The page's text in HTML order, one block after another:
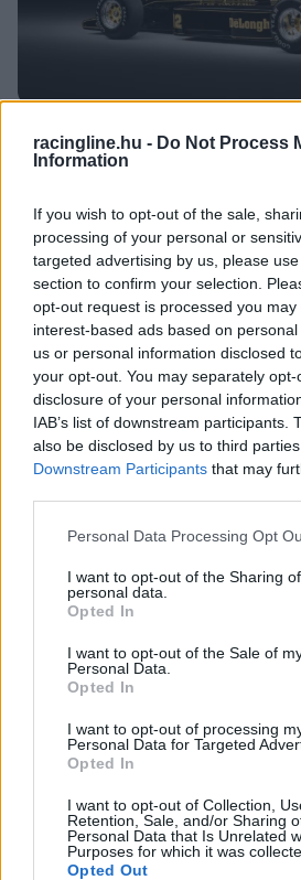
racingline.hu - Do Not Process
Information
If you wish to opt-out of the sale,
processing of your personal or
targeted advertising by us, please
section to confirm your selection.
opt-out request is processed you may
interest-based ads based on
us or personal information disclosed
your opt-out. You may separately
disclosure of your personal
IAB’s list of downstream participants.
also be disclosed by us to third
Downstream Participants that may
Please note that this website/app
not limited to your visit or usage
grant or deny consent to Google and
use your data for below specified
consent section.
Personal Data Processing Opt
I want to opt-out of the Sharing
personal data.
Opted In
I want to opt-out of the Sale of
Personal Data.
Opted In
I want to opt-out of processing
Personal Data for Targeted
Opted In
I want to opt-out of Collection,
Retention, Sale, and/or Sharing
Personal Data that Is Unrelated
Purposes for which it was
Opted Out